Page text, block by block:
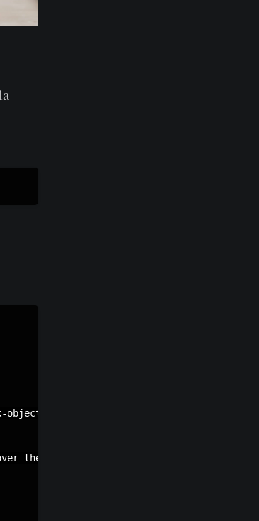
objects-and-trim-your-waist-line/
the verify-pack output